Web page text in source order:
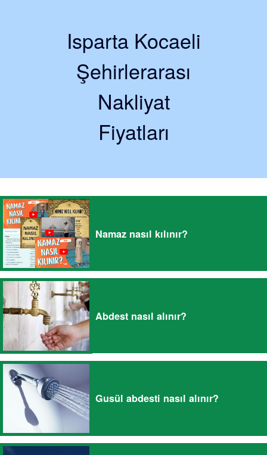
Isparta Kocaeli
Şehirlerarası
Nakliyat
Fiyatları
Namaz nasıl kılınır?
Abdest nasıl alınır?
Gusül abdesti nasıl alınır?